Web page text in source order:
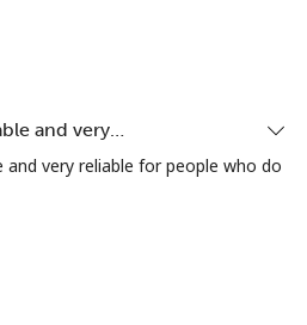
and very…
and very reliable for people who do